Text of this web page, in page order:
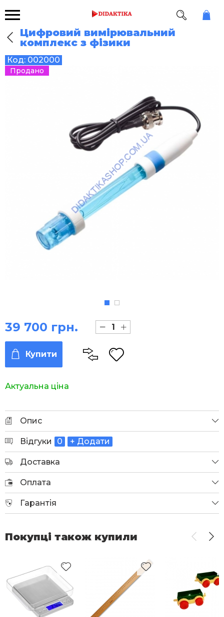
Цифровий вимірювальний
комплекс з фізики
Код: 002000
Продано
Актуальна ціна
39 700 грн.
Купити
Опис
Відгуки 0 + Додати
Доставка
Оплата
Гарантія
Покупці також купили